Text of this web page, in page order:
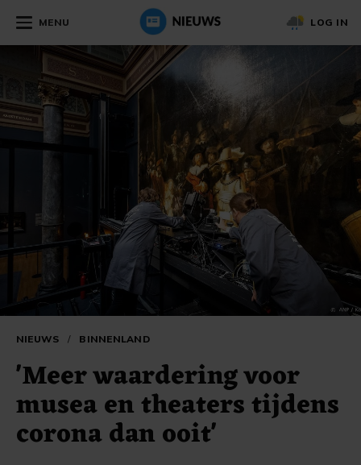
MENU LOG IN
NIEUWS / BINNENLAND
'Meer waardering voor
musea en theaters tijdens
corona dan ooit'